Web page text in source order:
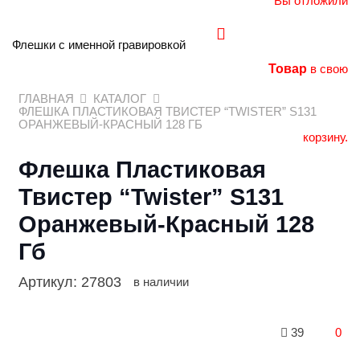
Флешки с именной гравировкой
Товарв свою
корзину.
ГЛАВНАЯ
КАТАЛОГ
ФЛЕШКА ПЛАСТИКОВАЯ ТВИСТЕР “TWISTER” S131
ОРАНЖЕВЫЙ-КРАСНЫЙ 128 ГБ
Флешка Пластиковая
Твистер “Twister” S131
Оранжевый-Красный 128
Гб
Артикул: 27803 в наличии
39 0